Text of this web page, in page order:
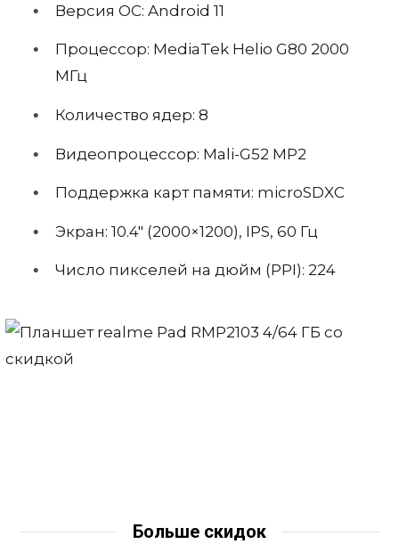
Версия ОС: Android 11
Процессор: MediaTek Helio G80 2000
МГц
Количество ядер: 8
Видеопроцессор: Mali-G52 MP2
Поддержка карт памяти: microSDXC
Экран: 10.4″ (2000×1200), IPS, 60 Гц
Число пикселей на дюйм (PPI): 224
Больше скидок